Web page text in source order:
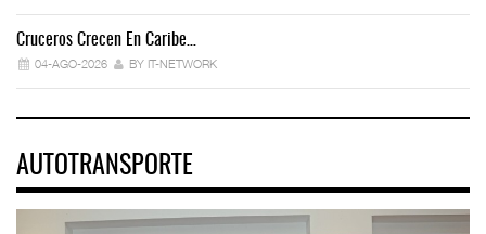
Cruceros Crecen En Caribe…
04-AGO-2026 BY IT-NETWORK
AUTOTRANSPORTE